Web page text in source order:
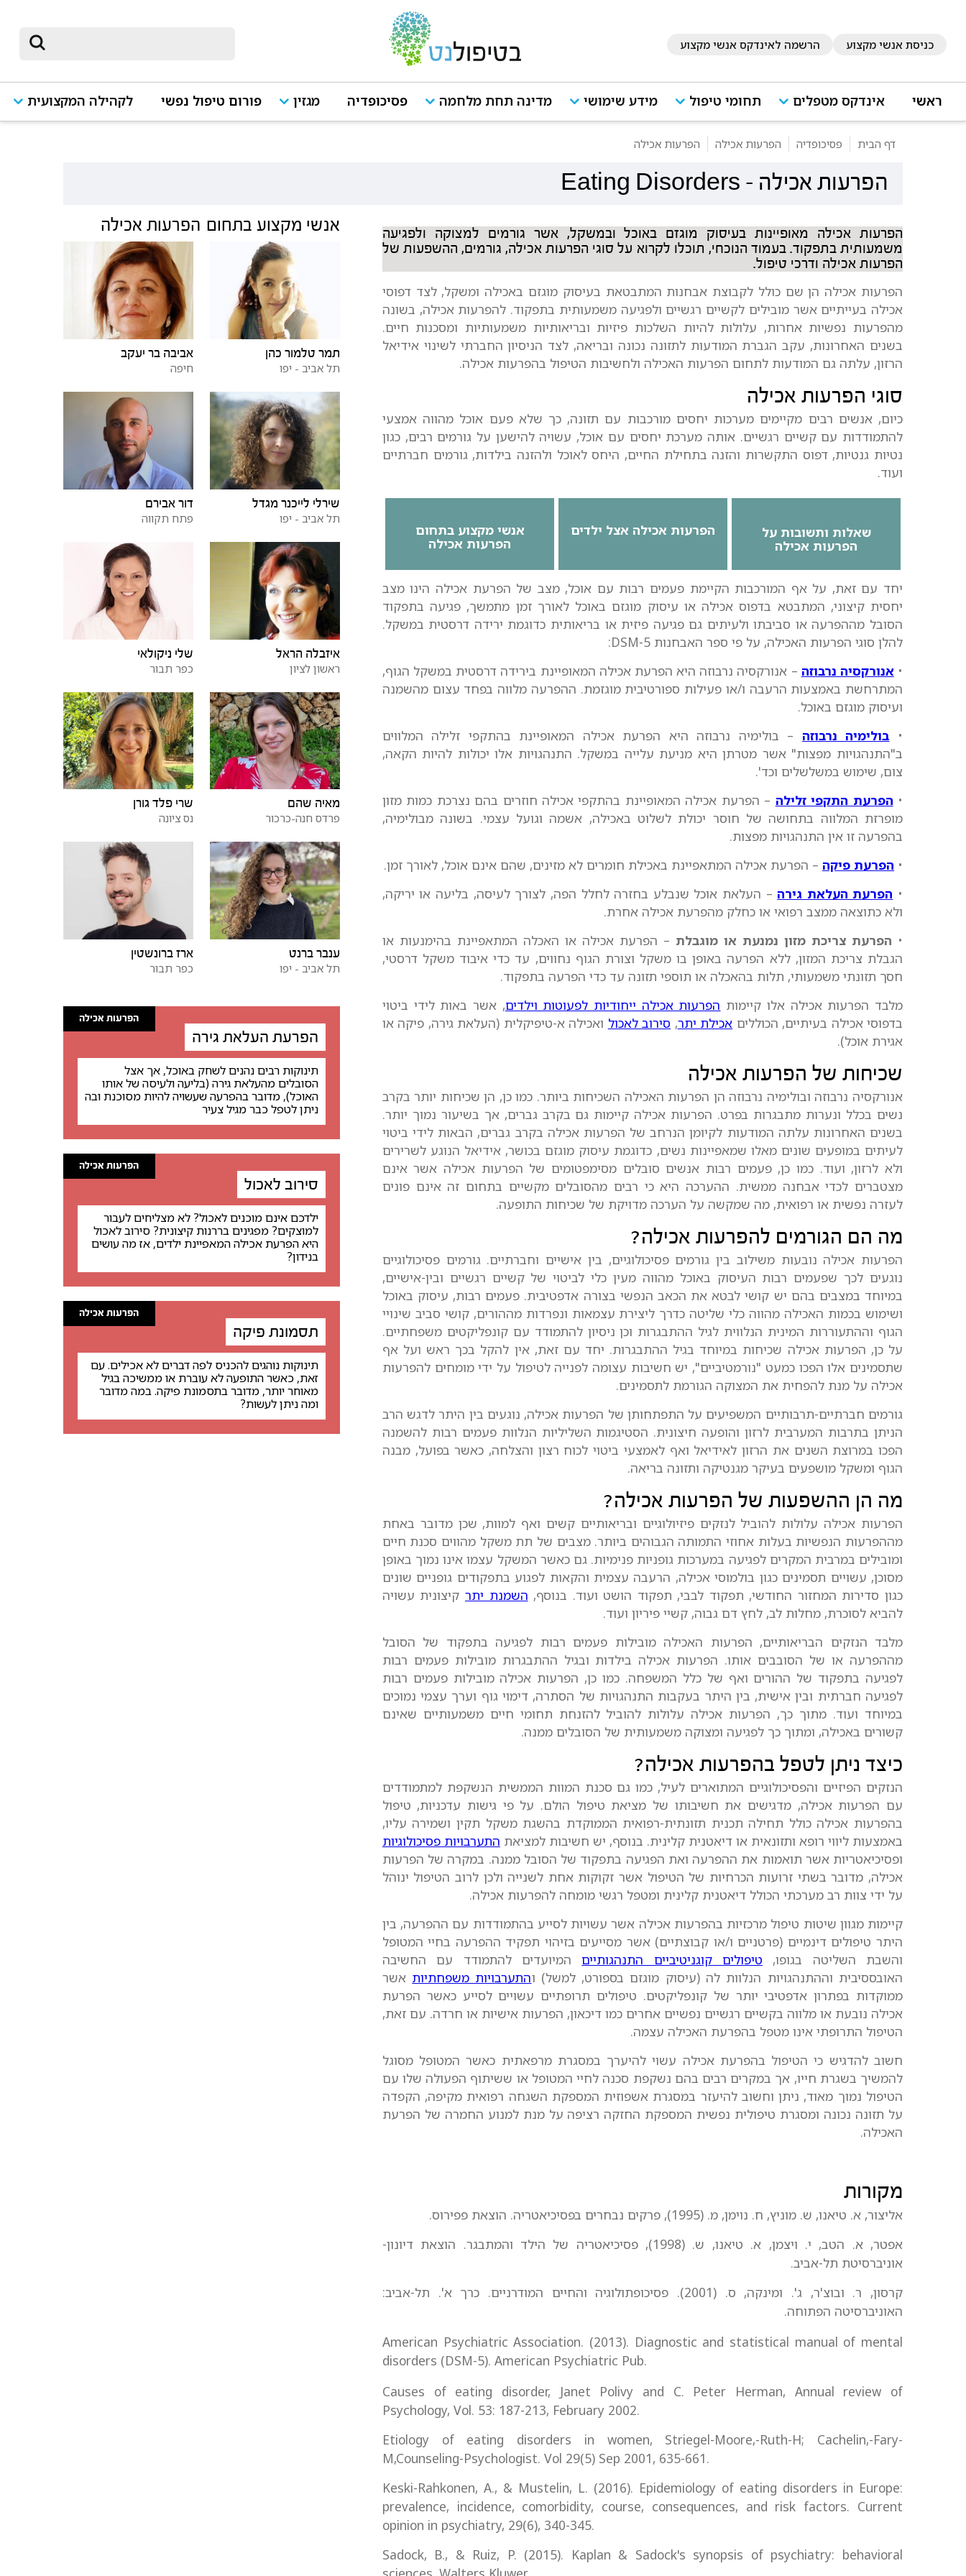
כניסת אנשי מקצוע הרשמה לאינדקס אנשי מקצוע
ראשי אינדקס מטפלים תחומי טיפול מידע שימושי מדינה תחת מלחמה פסיכופדיה מגזין פורום טיפול נפשי לקהילה המקצועית
דף הבית פסיכופדיה הפרעות אכילה הפרעות אכילה
Eating Disorders - הפרעות אכילה
הפרעות אכילה מאופיינות בעיסוק מוגזם באוכל ובמשקל, אשר גורמים למצוקה ולפגיעה
משמעותית בתפקוד. בעמוד הנוכחי, תוכלו לקרוא על סוגי הפרעות אכילה, גורמים, ההשפעות של
הפרעות אכילה ודרכי טיפול.
הפרעות אכילה הן שם כולל לקבוצת אבחנות המתבטאת בעיסוק מוגזם באכילה ומשקל, לצד דפוסי
אכילה בעייתיים אשר מובילים לקשיים רגשיים ולפגיעה משמעותית בתפקוד. להפרעות אכילה, בשונה
מהפרעות נפשיות אחרות, עלולות להיות השלכות פיזיות ובריאותיות משמעותיות ומסכנות חיים.
בשנים האחרונות, עקב הגברת המודעות לתזונה נכונה ובריאה, לצד הניסיון החברתי לשינוי אידיאל
הרזון, עלתה גם המודעות לתחום הפרעות האכילה ולחשיבות הטיפול בהפרעות אכילה.
סוגי הפרעות אכילה
כיום, אנשים רבים מקיימים מערכות יחסים מורכבות עם תזונה, כך שלא פעם אוכל מהווה אמצעי
להתמודדות עם קשיים רגשיים. אותה מערכת יחסים עם אוכל, עשויה להישען על גורמים רבים, כגון
נטיות גנטיות, דפוס התקשרות והזנה בתחילת החיים, היחס לאוכל ולהזנה בילדות, גורמים חברתיים
ועוד.
שאלות ותשובות על
הפרעות אכילה
הפרעות אכילה אצל ילדים אנשי מקצוע בתחום
הפרעות אכילה
יחד עם זאת, על אף המורכבות הקיימת פעמים רבות עם אוכל, מצב של הפרעת אכילה הינו מצב
יחסית קיצוני, המתבטא בדפוס אכילה או עיסוק מוגזם באוכל לאורך זמן מתמשך, פגיעה בתפקוד
הסובל מההפרעה או סביבתו ולעיתים גם פגיעה פיזית או בריאותית כדוגמת ירידה דרסטית במשקל.
להלן סוגי הפרעות האכילה, על פי ספר האבחנות DSM-5:
•אנורקסיה נרבוזה – אנורקסיה נרבוזה היא הפרעת אכילה המאופיינת בירידה דרסטית במשקל הגוף,
המתרחשת באמצעות הרעבה ו/או פעילות ספורטיבית מוגזמת. ההפרעה מלווה בפחד עצום מהשמנה
ועיסוק מוגזם באוכל.
• בולימיה נרבוזה – בולימיה נרבוזה היא הפרעת אכילה המאופיינת בהתקפי זלילה המלווים
ב"התנהגויות מפצות" אשר מטרתן היא מניעת עלייה במשקל. התנהגויות אלו יכולות להיות הקאה,
צום, שימוש במשלשלים וכד'.
• הפרעת התקפי זלילה – הפרעת אכילה המאופיינת בהתקפי אכילה חוזרים בהם נצרכת כמות מזון
מופרזת המלווה בתחושה של חוסר יכולת לשלוט באכילה, אשמה וגועל עצמי. בשונה מבולימיה,
בהפרעה זו אין התנהגויות מפצות.
• הפרעת פיקה – הפרעת אכילה המתאפיינת באכילת חומרים לא מזינים, שהם אינם אוכל, לאורך זמן.
• הפרעת העלאת גירה– העלאת אוכל שנבלע בחזרה לחלל הפה, לצורך לעיסה, בליעה או יריקה,
ולא כתוצאה ממצב רפואי או כחלק מהפרעת אכילה אחרת.
• הפרעת צריכת מזון נמנעת או מוגבלת – הפרעת אכילה או האכלה המתאפיינת בהימנעות או
הגבלת צריכת המזון, ללא הפרעה באופן בו משקל וצורת הגוף נחווים, עד כדי איבוד משקל דרסטי,
חסך תזונתי משמעותי, תלות בהאכלה או תוספי תזונה עד כדי הפרעה בתפקוד.
מלבד הפרעות אכילה אלו קיימות הפרעות אכילה ייחודיות לפעוטות וילדים, אשר באות לידי ביטוי
בדפוסי אכילה בעיתיים, הכוללים אכילת יתר, סירוב לאכול ואכילה א-טיפיקלית (העלאת גירה, פיקה או
אגירת אוכל).
שכיחות של הפרעות אכילה
אנורקסיה נרבוזה ובולימיה נרבוזה הן הפרעות האכילה השכיחות ביותר. כמו כן, הן שכיחות יותר בקרב
נשים בכלל ונערות מתבגרות בפרט. הפרעות אכילה קיימות גם בקרב גברים, אך בשיעור נמוך יותר.
בשנים האחרונות עלתה המודעות לקיומן הנרחב של הפרעות אכילה בקרב גברים, הבאות לידי ביטוי
לעיתים במופעים שונים מאלו שמאפיינות נשים, כדוגמת עיסוק מוגזם בכושר, אידיאל הנוגע לשרירים
ולא לרזון, ועוד. כמו כן, פעמים רבות אנשים סובלים מסימפטומים של הפרעות אכילה אשר אינם
מצטברים לכדי אבחנה ממשית. ההערכה היא כי רבים מהסובלים מקשיים בתחום זה אינם פונים
לעזרה נפשית או רפואית, מה שמקשה על הערכה מדויקת של שכיחות התופעה.
מה הם הגורמים להפרעות אכילה?
הפרעות אכילה נובעות משילוב בין גורמים פסיכולוגיים, בין אישיים וחברתיים. גורמים פסיכולוגיים
נוגעים לכך שפעמים רבות העיסוק באוכל מהווה מעין כלי לביטוי של קשיים רגשיים ובין-אישיים,
במיוחד במצבים בהם יש קושי לבטא את הכאב הנפשי בצורה אדפטיבית. פעמים רבות, עיסוק באוכל
ושימוש בכמות האכילה מהווה כלי שליטה כדרך ליצירת עצמאות ונפרדות מההורים, קושי סביב שינויי
הגוף וההתעוררות המינית הנלווית לגיל ההתבגרות וכן ניסיון להתמודד עם קונפליקטים משפחתיים.
על כן, הפרעות אכילה שכיחות במיוחד בגיל ההתבגרות. יחד עם זאת, אין להקל בכך ראש ועל אף
שתסמינים אלו הפכו כמעט "נורמטיביים", יש חשיבות עצומה לפנייה לטיפול על ידי מומחים להפרעות
אכילה על מנת להפחית את המצוקה הגורמת לתסמינים.
גורמים חברתיים-תרבותיים המשפיעים על התפתחותן של הפרעות אכילה, נוגעים בין היתר לדגש הרב
הניתן בתרבות המערבית לרזון והופעה חיצונית. הסטיגמות השליליות הנלוות פעמים רבות להשמנה
הפכו במרוצת השנים את הרזון לאידיאל ואף לאמצעי ביטוי לכוח רצון והצלחה, כאשר בפועל, מבנה
הגוף ומשקל מושפעים בעיקר מגנטיקה ותזונה בריאה.
מה הן ההשפעות של הפרעות אכילה?
הפרעות אכילה עלולות להוביל לנזקים פיזיולוגיים ובריאותיים קשים ואף למוות, שכן מדובר באחת
מההפרעות הנפשיות בעלות אחוזי התמותה הגבוהים ביותר. מצבים של תת משקל מהווים סכנת חיים
ומובילים במרבית המקרים לפגיעה במערכות גופניות פנימיות. גם כאשר המשקל עצמו אינו נמוך באופן
מסוכן, עשויים תסמינים כגון בולמוסי אכילה, הרעבה עצמית והקאות לפגוע בתפקודים גופניים שונים
כגון סדירות המחזור החודשי, תפקוד לבבי, תפקוד הושט ועוד. בנוסף, השמנת יתר קיצונית עשויה
להביא לסוכרת, מחלות לב, לחץ דם גבוה, קשיי פיריון ועוד.
מלבד הנזקים הבריאותיים, הפרעות האכילה מובילות פעמים רבות לפגיעה בתפקוד של הסובל
מההפרעה או של הסובבים אותו. הפרעות אכילה בילדות ובגיל ההתבגרות מובילות פעמים רבות
לפגיעה בתפקוד של ההורים ואף של כלל המשפחה. כמו כן, הפרעות אכילה מובילות פעמים רבות
לפגיעה חברתית ובין אישית, בין היתר בעקבות התנהגויות של הסתרה, דימוי גוף וערך עצמי נמוכים
במיוחד ועוד. מתוך כך, הפרעות אכילה עלולות להוביל להזנחת תחומי חיים משמעותיים שאינם
קשורים באכילה, ומתוך כך לפגיעה ומצוקה משמעותית של הסובלים ממנה.
כיצד ניתן לטפל בהפרעות אכילה?
הנזקים הפיזיים והפסיכולוגיים המתוארים לעיל, כמו גם סכנת המוות הממשית הנשקפת למתמודדים
עם הפרעות אכילה, מדגישים את חשיבותו של מציאת טיפול הולם. על פי גישות עדכניות, טיפול
בהפרעות אכילה כולל תחילה תכנית תזונתית-רפואית הממוקדת בהשגת משקל תקין ושמירה עליו,
באמצעות ליווי רופא ותזונאית או דיאטנית קלינית. בנוסף, יש חשיבות למציאת התערבויות פסיכולוגיות
ופסיכיאטריות אשר תואמות את ההפרעה ואת הפגיעה בתפקוד של הסובל ממנה. במקרה של הפרעות
אכילה, מדובר בשתי זרועות הכרחיות של הטיפול אשר זקוקות אחת לשנייה ולכן לרוב הטיפול ינוהל
על ידי צוות רב מערכתי הכולל דיאטנית קלינית ומטפל רגשי מומחה להפרעות אכילה.
קיימות מגוון שיטות טיפול מרכזיות בהפרעות אכילה אשר עשויות לסייע בהתמודדות עם ההפרעה, בין
היתר טיפולים דינמיים (פרטניים ו/או קבוצתיים) אשר מסייעים בזיהוי תפקיד ההפרעה בחיי המטופל
והשבת השליטה בגופו, טיפולים קוגניטיביים התנהגותיים המיועדים להתמודד עם החשיבה
האובססיבית וההתנהגויות הנלוות לה (עיסוק מוגזם בספורט, למשל) והתערבויות משפחתיות אשר
ממוקדות בפתרון אדפטיבי יותר של קונפליקטים. טיפולים תרופתיים עשויים לסייע כאשר הפרעת
אכילה נובעת או מלווה בקשיים רגשיים נפשיים אחרים כמו דיכאון, הפרעות אישיות או חרדה. עם זאת,
הטיפול התרופתי אינו מטפל בהפרעת האכילה עצמה.
חשוב להדגיש כי הטיפול בהפרעת אכילה עשוי להיערך במסגרת מרפאתית כאשר המטופל מסוגל
להמשיך בשגרת חייו, אך במקרים רבים בהם נשקפת סכנה לחיי המטופל או ששיתוף הפעולה שלו עם
הטיפול נמוך מאוד, ניתן וחשוב להיעזר במסגרת אשפוזית המספקת השגחה רפואית מקיפה, הקפדה
על תזונה נכונה ומסגרת טיפולית נפשית המספקת החזקה רציפה על מנת למנוע החמרה של הפרעת
האכילה.
מקורות
אליצור, א. טיאנו, ש. מוניץ, ח. נוימן, מ. (1995), פרקים נבחרים בפסיכיאטריה. הוצאת פפירוס.
אפטר, א. הטב, י. ויצמן, א. טיאנו, ש. (1998), פסיכיאטריה של הילד והמתבגר. הוצאת דיונון-
אוניברסיטת תל-אביב.
קרסון, ר. ובוצ'ר, ג'. ומינקה, ס. (2001). פסיכופתולוגיה והחיים המודרניים. כרך א'. תל-אביב:
האוניברסיטה הפתוחה.
American Psychiatric Association. (2013). Diagnostic and statistical manual of mental
disorders (DSM-5). American Psychiatric Pub.
Causes of eating disorder, Janet Polivy and C. Peter Herman, Annual review of
Psychology, Vol. 53: 187-213, February 2002.
Etiology of eating disorders in women, Striegel-Moore,-Ruth-H; Cachelin,-Fary-
M,Counseling-Psychologist. Vol 29(5) Sep 2001, 635-661.
Keski-Rahkonen, A., & Mustelin, L. (2016). Epidemiology of eating disorders in Europe:
prevalence, incidence, comorbidity, course, consequences, and risk factors. Current
opinion in psychiatry, 29(6), 340-345.
Sadock, B., & Ruiz, P. (2015). Kaplan & Sadock's synopsis of psychiatry: behavioral
אנשי מקצוע בתחום הפרעות אכילה
תמר טלמור כהן
תל אביב - יפו
אביבה בר יעקב
חיפה
שירלי לייכנר מגדל
תל אביב - יפו
דור אבירם
פתח תקווה
איזבלה הראל
ראשון לציון
שלי ניקולאי
כפר תבור
מאיה שהם
פרדס חנה-כרכור
שרי פלד גורן
נס ציונה
ענבר ברנט
תל אביב - יפו
ארז ברונשטין
כפר תבור
הפרעות אכילה
הפרעת העלאת גירה
תינוקות רבים נהנים לשחק באוכל, אך אצל
הסובלים מהעלאת גירה (בליעה ולעיסה של אותו
האוכל), מדובר בהפרעה שעשויה להיות מסוכנת ובה
ניתן לטפל כבר מגיל צעיר
הפרעות אכילה
סירוב לאכול
ילדכם אינם מוכנים לאכול? לא מצליחים לעבור
למוצקים? מפגינים בררנות קיצונית? סירוב לאכול
היא הפרעת אכילה המאפיינת ילדים, אז מה עושים
בנידון?
הפרעות אכילה
תסמונת פיקה
תינוקות נוהגים להכניס לפה דברים לא אכילים. עם
זאת, כאשר התופעה לא עוברת או ממשיכה בגיל
מאוחר יותר, מדובר בתסמונת פיקה. במה מדובר
ומה ניתן לעשות?